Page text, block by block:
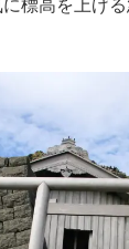
標高を上げ